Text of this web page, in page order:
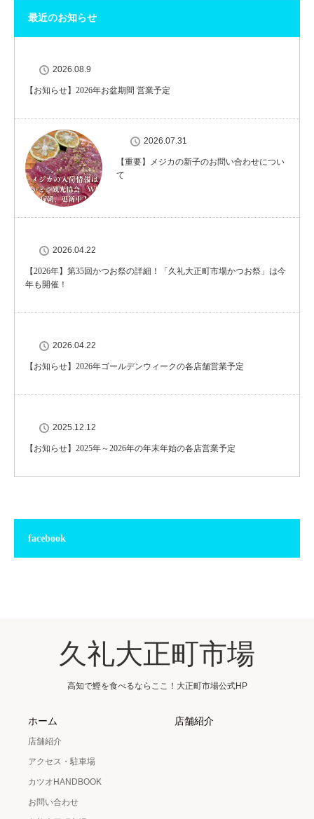
最近のお知らせ
2026.08.9
【お知らせ】2026年お盆期間 営業予定
2026.07.31
【重要】メジカの新子のお問い合わせについ
て
2026.04.22
【2026年】第35回かつお祭の詳細！「久礼大正町市場かつお祭」は今
年も開催！
2026.04.22
【お知らせ】2026年ゴールデンウィークの各店舗営業予定
2025.12.12
【お知らせ】2025年～2026年の年末年始の各店営業予定
facebook
久礼大正町市場
高知で鰹を食べるならここ！大正町市場公式HP
ホーム
店舗紹介
アクセス・駐車場
カツオHANDBOOK
お問い合わせ
店舗紹介